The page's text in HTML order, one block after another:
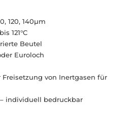
120, 140µm
121°C
Beutel
Euroloch
Freisetzung von Inertgasen für
individuell bedruckbar